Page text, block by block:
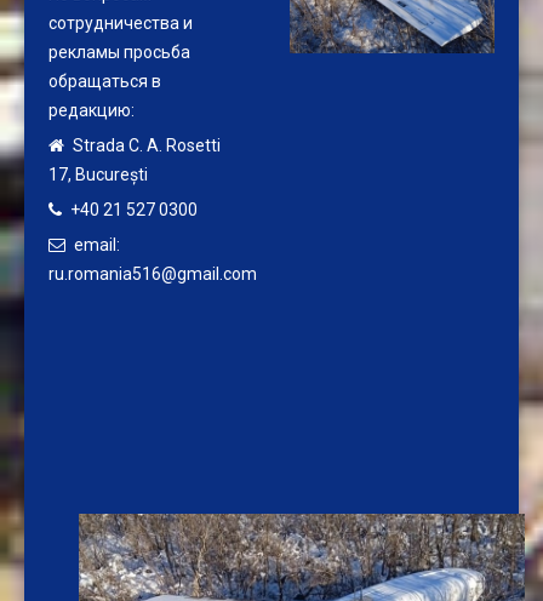
сотрудничества и
рекламы просьба
обращаться в
редакцию:
Strada C. A. Rosetti
17, București
+40 21 527 0300
email:
ru.romania516@gmail.com